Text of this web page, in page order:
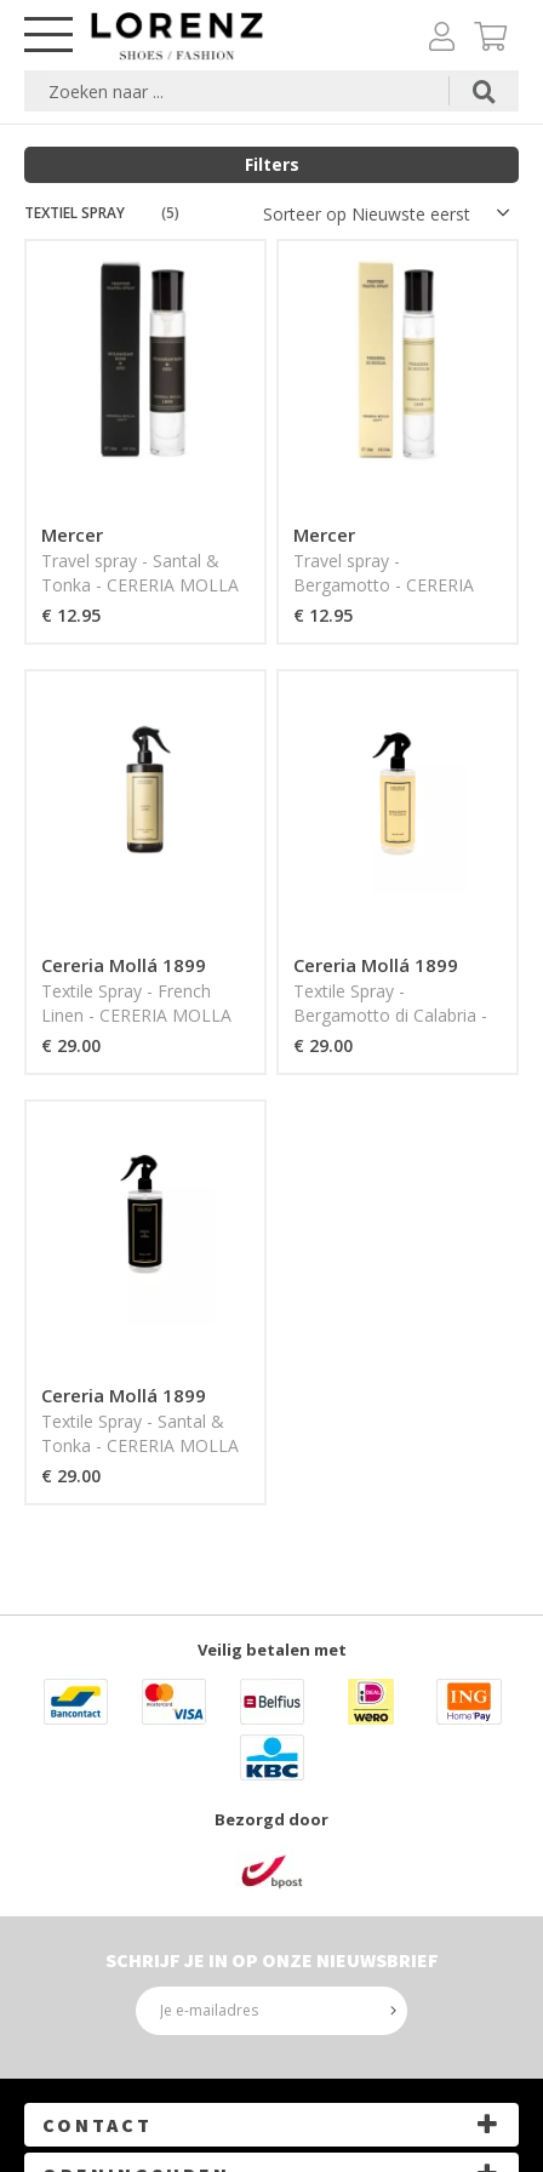
Filters
Merk
TEXTIEL SPRAY (5)
Mercer
Travel spray - Santal &
Tonka - CERERIA MOLLA
1899
€ 12.95
Mercer
Travel spray -
Bergamotto - CERERIA
MOLLA 1899
€ 12.95
Cereria Mollá 1899
Textile Spray - French
Linen - CERERIA MOLLA
1899
€ 29.00
Cereria Mollá 1899
Textile Spray -
Bergamotto di Calabria -
CERERIA MOLLA 1899
€ 29.00
Cereria Mollá 1899
Textile Spray - Santal &
Tonka - CERERIA MOLLA
1899
€ 29.00
Veilig betalen met
Bezorgd door
SCHRIJF JE IN OP ONZE NIEUWSBRIEF
CONTACT